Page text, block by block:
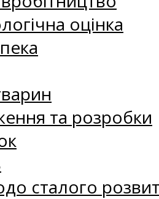
оцінка
та розробки
сталого